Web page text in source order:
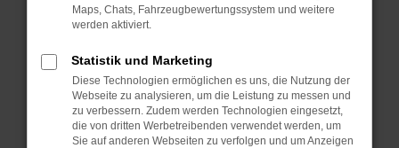
Probleme zu beheben.
Betriebssystem auf dem neuesten Stand
sind.
Veraltete Software birgt nicht nur ein
Sicherheitsrisiko, sondern kann auch dazu
führen, dass bestimmte Funktionen nicht mehr
Maps, Chats, Fahrzeugbewertungssystem und weitere
werden aktiviert.
Statistik und Marketing
Diese Technologien ermöglichen es uns, die Nutzung der
Webseite zu analysieren, um die Leistung zu messen und
zu verbessern. Zudem werden Technologien eingesetzt,
die von dritten Werbetreibenden verwendet werden, um
Sie auf anderen Webseiten zu verfolgen und um Anzeigen